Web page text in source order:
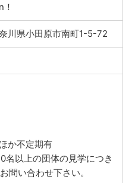
川県小田原市南町1-5-72
か不定期有
名以上の団体の見学につき
問い合わせ下さい。